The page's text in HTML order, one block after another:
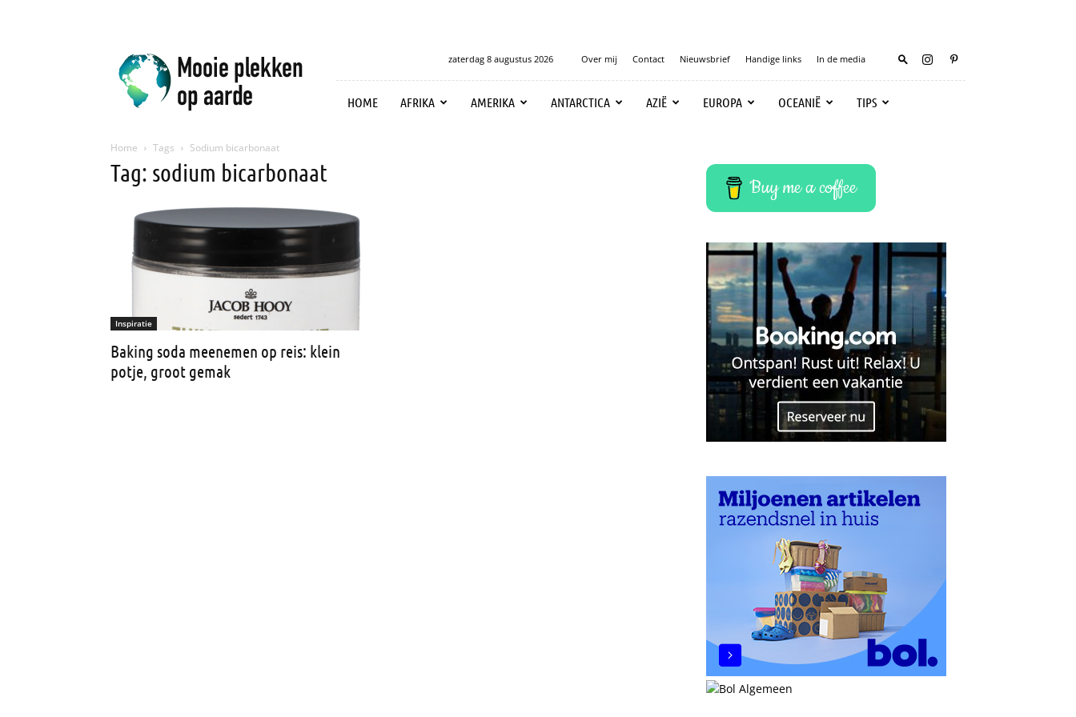
Mooie
plekken
op
aarde
zaterdag 8 augustus 2026 Over mij Contact Nieuwsbrief Handige links In de media
HOME AFRIKA AMERIKA ANTARCTICA AZIË EUROPA OCEANIË TIPS
Home Tags Sodium bicarbonaat
Tag: sodium bicarbonaat
Inspiratie
Baking soda meenemen op reis: klein
potje, groot gemak
Buy me a coffee